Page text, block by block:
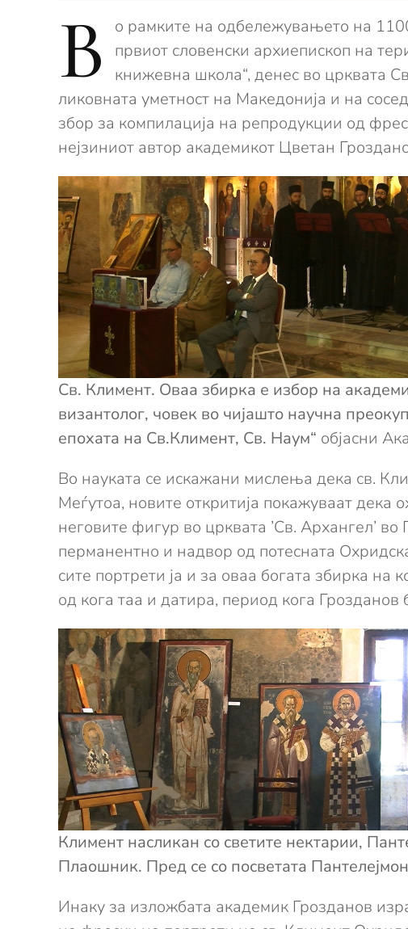
В
о рамките на одбележувањето на
првиот словенски архиепископ на
книжевна школа“, денес во црквата
ликовната уметност на Македонија и на
збор за компилација на репродукции од
нејзиниот автор академикот Цветан
Св. Климент. Оваа збирка е избор на
византолог, човек во чијашто научна
епохата на Св.Климент, Св. Наум“ објасни
Во науката се искажани мислења дека св.
Меѓутоа, новите откритија покажуваат дека
неговите фигур во црквата ’Св. Архангел’
перманентно и надвор од потесната
сите портрети ја и за оваа богата збирка
од кога таа и датира, период кога
Климент насликан со светите нектарии,
Плаошник. Пред се со посветата
Инаку за изложбата академик Грозданов